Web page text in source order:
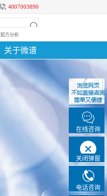
在线咨询
关闭弹窗
电话咨询
4007003890
配方分析
关于微谱